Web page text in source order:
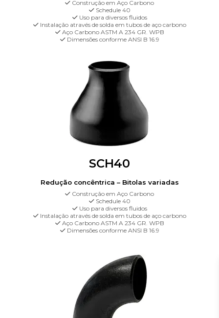
Construção em Aço Carbono
Schedule 40
Uso para diversos fluidos
Instalação através de solda em tubos de aço carbono
Aço Carbono ASTM A 234 GR. WPB
Dimensões conforme ANSI B 16.9
SCH40
Redução concêntrica – Bitolas variadas
Construção em Aço Carbono
Schedule 40
Uso para diversos fluidos
Instalação através de solda em tubos de aço carbono
Aço Carbono ASTM A 234 GR. WPB
Dimensões conforme ANSI B 16.9